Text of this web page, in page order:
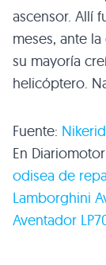
ascensor. Allí
meses, ante
su mayoría
helicóptero.
Fuente:
En
odisea de
Lamborghini
Aventador